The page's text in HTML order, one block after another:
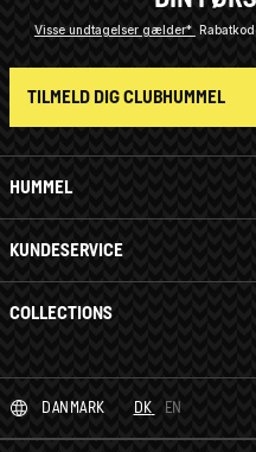
HUMMEL
KUNDESERVICE
COLLECTIONS
Visse undtagelser gælder*
TILMELD DIG CLUBHUMMEL
DANMARK DK EN